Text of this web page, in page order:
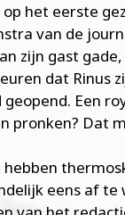
het eerste
van de
zijn gast
dat Rinus
Een
pronken? Dat
hebben
eens af te